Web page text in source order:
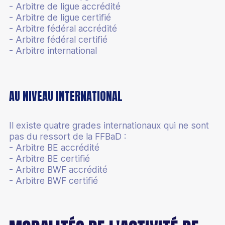
Assurance
Mutation
Devenir classificateur en para-badminton
Devenir coach Bad Santé Bien-Être
Supports pédagogiques
Mérite fédéral
Partenaires
Culture du badminton
Calendrier administratif
Boutique club
Écoles Françaises de Badminton
Quinzaine du badminton
Esprit Bad
- Arbitre de ligue accrédité
- Arbitre de ligue certifié
- Arbitre fédéral accrédité
- Arbitre fédéral certifié
- Arbitre international
AU NIVEAU INTERNATIONAL
Il existe quatre grades internationaux qui ne sont
pas du ressort de la FFBaD :
- Arbitre BE accrédité
- Arbitre BE certifié
- Arbitre BWF accrédité
- Arbitre BWF certifié